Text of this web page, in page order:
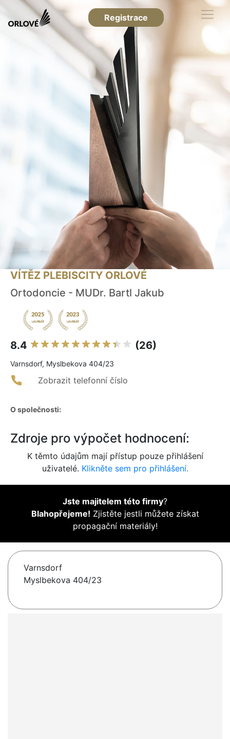
Registrace
VÍTĚZ PLEBISCITY ORLOVÉ
Ortodoncie - MUDr. Bartl Jakub
8.4 (26)
Varnsdorf, Myslbekova 404/23
Zobrazit telefonní číslo
O společnosti:
Zdroje pro výpočet hodnocení:
K těmto údajům mají přístup pouze přihlášení
uživatelé. Klikněte sem pro přihlášení.
Jste majitelem této firmy?
Blahopřejeme! Zjistěte jestli můžete získat
propagační materiály!
Varnsdorf
Myslbekova 404/23